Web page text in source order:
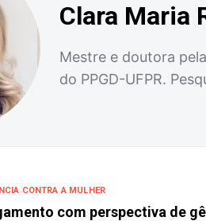
Clara Maria
Mestre e doutora
do PPGD-UFPR.
CONTRA A MULHER
com perspectiva de